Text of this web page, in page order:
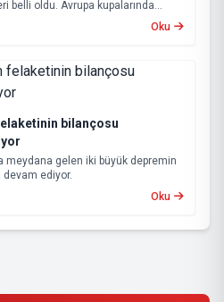
belli oldu. Avrupa kupalarında
Trabzonspor, grup aşamasına
karşı karşıya gelecek.
Oku
bilançosu
gelen iki büyük depremin
devam ediyor.
Oku